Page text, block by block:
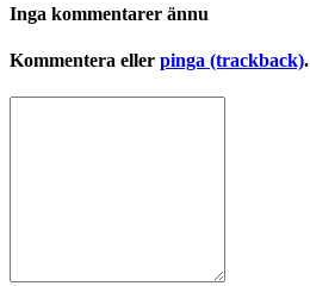
Inga kommentarer ännu
Kommentera eller pinga (trackback).